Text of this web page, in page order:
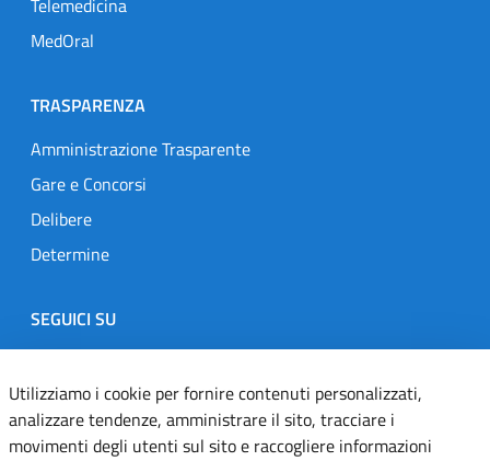
Telemedicina
MedOral
TRASPARENZA
Amministrazione Trasparente
Gare e Concorsi
Delibere
Determine
SEGUICI SU
Designers Italia
TwitterInstagramYoutubeLinkedin
Utilizziamo i cookie per fornire contenuti personalizzati,
analizzare tendenze, amministrare il sito, tracciare i
movimenti degli utenti sul sito e raccogliere informazioni